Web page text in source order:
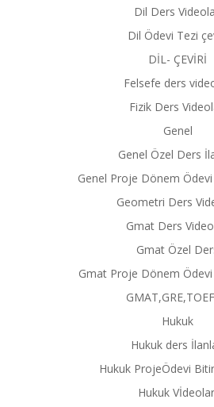
Dil Ders
Dil Ödevi Tezi
DİL- ÇEVİRİ
Felsefe ders
Fizik Ders
Genel
Genel Özel Ders
Genel Proje Dönem
Geometri Ders
Gmat Ders
Gmat Özel
Gmat Proje Dönem
Hukuk
Hukuk ders
Hukuk ProjeÖdevi
Hukuk